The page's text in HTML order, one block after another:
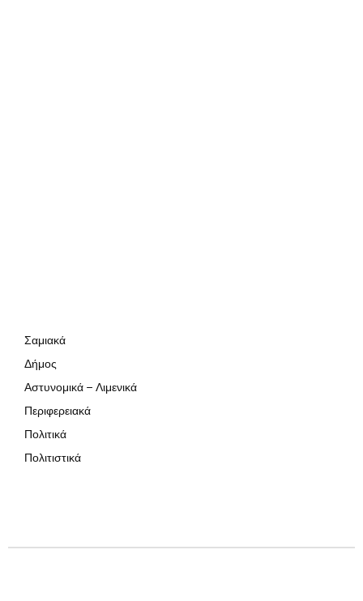
Σαμιακά
Δήμος
Αστυνομικά – Λιμενικά
Περιφερειακά
Πολιτικά
Πολιτιστικά